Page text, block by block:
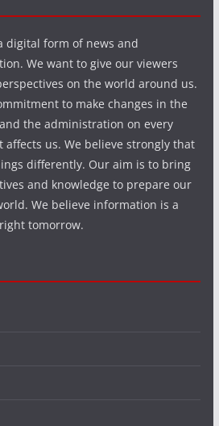
digital form of news and
We want to give our viewers
on the world around us.
to make changes in the
the administration on every
us. We believe strongly that
differently. Our aim is to bring
and knowledge to prepare our
We believe information is a
tomorrow.